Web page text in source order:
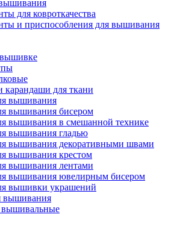
для ковроткачества
и приспособления для вышивания
для ткани
вышивания
вышивания бисером
вышивания в смешанной технике
вышивания гладью
вышивания декоративными швами
вышивания крестом
вышивания лентами
вышивания ювелирным бисером
вышивки украшений
вышивания